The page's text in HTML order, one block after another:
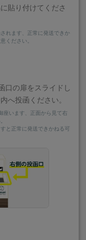
貼り付けてくださ
れます、正常に発送できか
ください。
口の扉をスライドし
へ投函ください。
座います、正面から見て右
と正常に発送できかねる可